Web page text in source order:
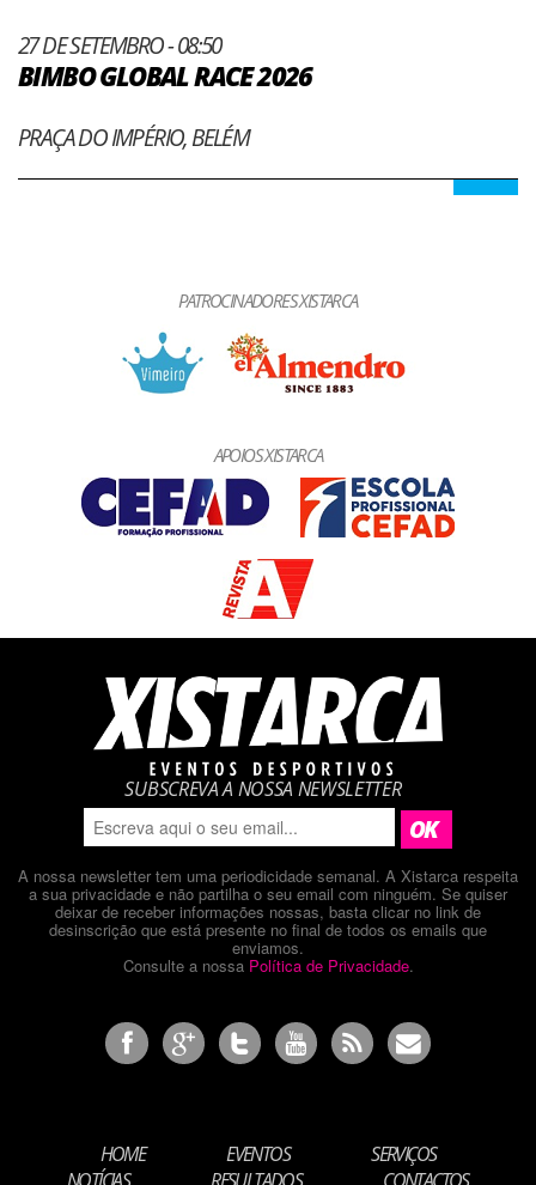
27 DE SETEMBRO - 08:50
BIMBO GLOBAL RACE 2026
PRAÇA DO IMPÉRIO, BELÉM
PATROCINADORES XISTARCA
APOIOS XISTARCA
SUBSCREVA A NOSSA NEWSLETTER
A nossa newsletter tem uma periodicidade semanal. A Xistarca respeita
a sua privacidade e não partilha o seu email com ninguém. Se quiser
deixar de receber informações nossas, basta clicar no link de
desinscrição que está presente no final de todos os emails que
enviamos.
Consulte a nossa Política de Privacidade.
HOME EVENTOS
SERVIÇOS